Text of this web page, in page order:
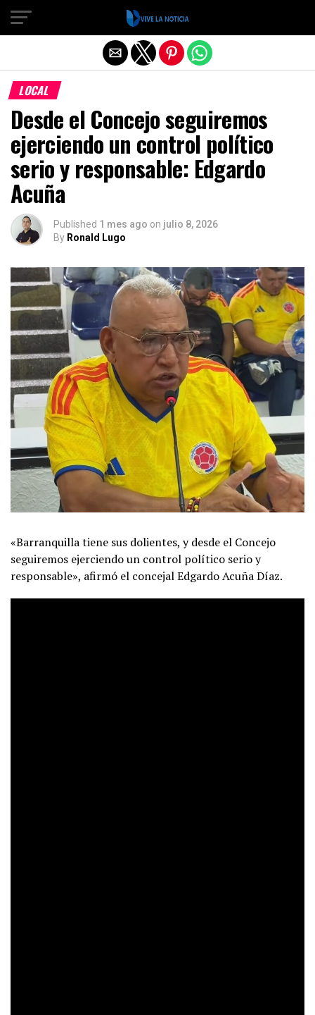
LOCAL
Desde el Concejo seguiremos
ejerciendo un control político
serio y responsable: Edgardo
Acuña
Published 1 mes ago on julio 8, 2026
By Ronald Lugo
«Barranquilla tiene sus dolientes, y desde el Concejo
seguiremos ejerciendo un control político serio y
responsable», afirmó el concejal Edgardo Acuña Díaz.
Salir de la versión móvil